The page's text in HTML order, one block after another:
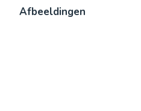
Afbeeldingen